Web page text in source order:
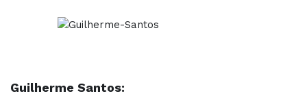
Guilherme Santos: